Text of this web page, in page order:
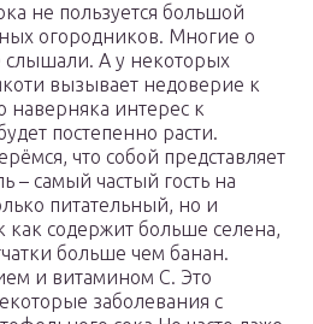
не пользуется большой
огородников. Многие о
слышали. А у некоторых
вызывает недоверие к
наверняка интерес к
постепенно расти.
что собой представляет
– самый частый гость на
питательный, но и
как содержит больше селена,
больше чем банан.
и витамином С. Это
заболевания с